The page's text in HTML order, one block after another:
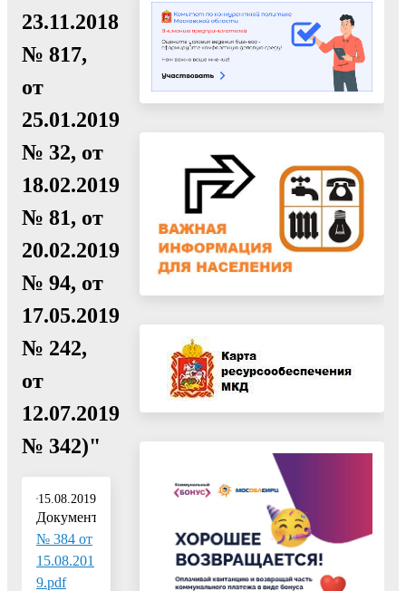
23.11.2018
№ 817,
от
25.01.2019
№ 32, от
18.02.2019
№ 81, от
20.02.2019
№ 94, от
17.05.2019
№ 242,
от
12.07.2019
№ 342)"
15.08.2019
Документ:
№ 384 от
15.08.201
9.pdf